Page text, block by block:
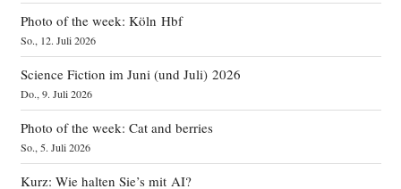
Photo of the week: Köln Hbf
So., 12. Juli 2026
Science Fiction im Juni (und Juli) 2026
Do., 9. Juli 2026
Photo of the week: Cat and berries
So., 5. Juli 2026
Kurz: Wie halten Sie’s mit AI?